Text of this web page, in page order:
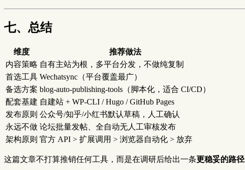
七、总结
维度
推荐做法
内容策略 自有主站为根，多平台分发，不做纯复制
首选工具 Wechatsync（平台覆盖最广）
备选方案 blog-auto-publishing-tools（脚本化，适合 CI/CD）
配套基建 自建站 + WP-CLI / Hugo / GitHub Pages
发布原则 公众号/知乎/小红书默认草稿，人工确认
永远不做 论坛批量发帖、全自动无人工审核发布
架构原则 官方 API > 扩展调用 > 浏览器自动化 > 放弃
这篇文章不打算推销任何工具，而是在调研后给出一条更稳妥的路径